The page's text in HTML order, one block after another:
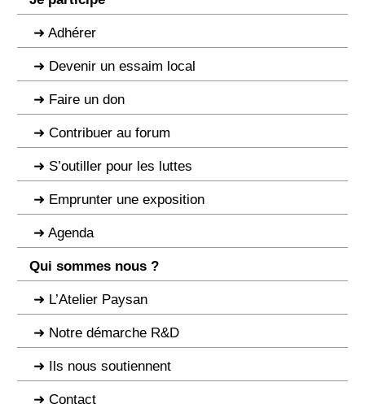
Adhérer
Devenir un essaim local
Faire un don
Contribuer au forum
S’outiller pour les luttes
Emprunter une exposition
Agenda
Qui sommes nous ?
L’Atelier Paysan
Notre démarche R&D
Ils nous soutiennent
Contact